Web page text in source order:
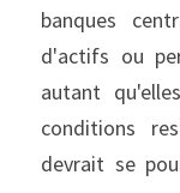
banques
d'actifs ou
autant
conditions
devrait se